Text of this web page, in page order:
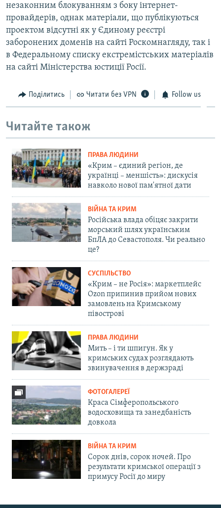
незаконним блокуванням з боку інтернет-
провайдерів, однак матеріали, що публікуються
проектом відсутні як у Єдиному реєстрі
заборонених доменів на сайті Роскомнагляду, так і
в Федеральному списку екстремістських матеріалів
на сайті Міністерства юстиції Росії.
Поділитись Читати без VPN Follow us
Читайте також
ПРАВА ЛЮДИНИ
«Крим – єдиний регіон, де
українці – меншість»: дискусія
навколо нової пам'ятної дати
ВІЙНА ТА КРИМ
Російська влада обіцяє закрити
морський шлях українським
БпЛА до Севастополя. Чи реально
це?
СУСПІЛЬСТВО
«Крим – не Росія»: маркетплейс
Ozon припинив прийом нових
замовлень на Кримському
півострові
ПРАВА ЛЮДИНИ
Мить – і ти шпигун. Як у
кримських судах розглядають
звинувачення в держзраді
ФОТОГАЛЕРЕЇ
Краса Сімферопольського
водосховища та занедбаність
довкола
ВІЙНА ТА КРИМ
Сорок днів, сорок ночей. Про
результати кримської операції з
примусу Росії до миру